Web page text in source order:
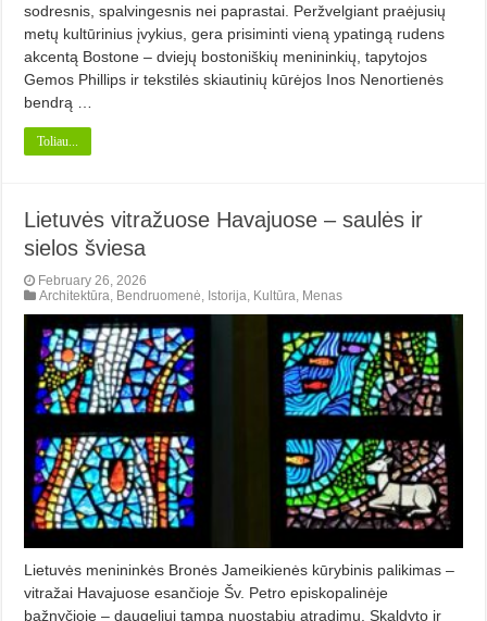
sodresnis, spalvingesnis nei paprastai. Peržvelgiant praėjusių
metų kultūrinius įvykius, gera prisiminti vieną ypatingą rudens
akcentą Bostone – dviejų bostoniškių menininkių, tapytojos
Gemos Phillips ir tekstilės skiautinių kūrėjos Inos Nenortienės
bendrą …
Toliau...
Lietuvės vitražuose Havajuose – saulės ir
sielos šviesa
February 26, 2026
Architektūra Bendruomenė Istorija Kultūra Menas
Lietuvės menininkės Bronės Jameikienės kūrybinis palikimas –
vitražai Havajuose esančioje Šv. Petro episkopalinėje
bažnyčioje – daugeliui tampa nuostabiu atradimu. Skaldyto ir